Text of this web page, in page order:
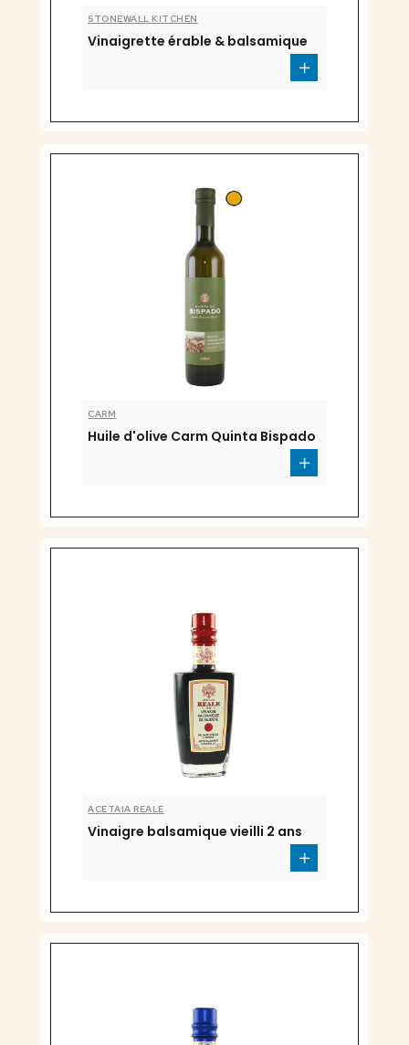
STONEWALL KITCHEN
Vinaigrette érable & balsamique
CARM
Huile d'olive Carm Quinta Bispado
ACETAIA REALE
Vinaigre balsamique vieilli 2 ans